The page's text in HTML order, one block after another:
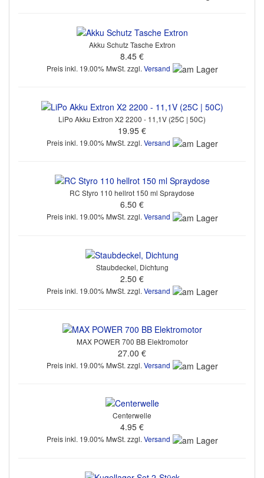
Akku Schutz Tasche Extron
8.45 €
Preis inkl. 19.00% MwSt. zzgl. Versand
LiPo Akku Extron X2 2200 - 11,1V (25C | 50C)
19.95 €
Preis inkl. 19.00% MwSt. zzgl. Versand
RC Styro 110 hellrot 150 ml Spraydose
6.50 €
Preis inkl. 19.00% MwSt. zzgl.Versand
Staubdeckel, Dichtung
2.50 €
Preis inkl. 19.00% MwSt. zzgl. Versand
MAX POWER 700 BB Elektromotor
27.00 €
Preis inkl. 19.00% MwSt. zzgl. Versand
Centerwelle
4.95 €
Preis inkl. 19.00% MwSt. zzgl.Versand